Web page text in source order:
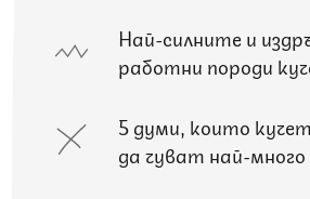
Най-силните и
работни породи
5 думи, които
да чуват най-много